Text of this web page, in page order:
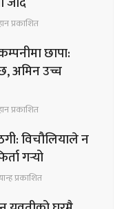
प्रकाशित
छापा:
अमिन उच्च
प्रकाशित
विचौलियाले न
गर्‍यो
प्रकाशित